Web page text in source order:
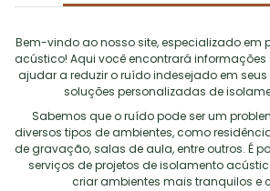
Bem-vindo ao nosso site, especializado em
acústico! Aqui você encontrará
ajudar a reduzir o ruído indesejado em
soluções personalizadas de
Sabemos que o ruído pode ser um
diversos tipos de ambientes, como
de gravação, salas de aula, entre outros. É
serviços de projetos de isolamento
criar ambientes mais tranquilos e